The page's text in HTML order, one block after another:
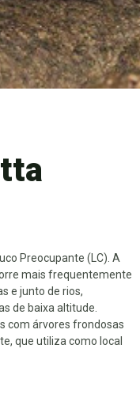
Preocupante (LC). A
mais frequentemente
e junto de rios,
de baixa altitude.
com árvores frondosas
que utiliza como local